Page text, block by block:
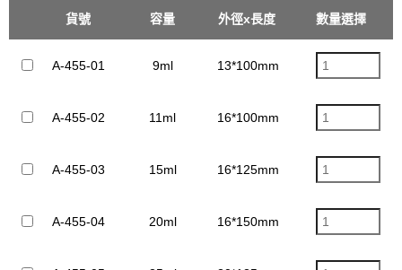
貨號 容量 外徑x長度 螺蓋
數量選擇
A-455-01 9ml 13*100mm 13-415
A-455-02 11ml 16*100mm 15-415
A-455-03 15ml 16*125mm 15-415
A-455-04 20ml 16*150mm 15-415